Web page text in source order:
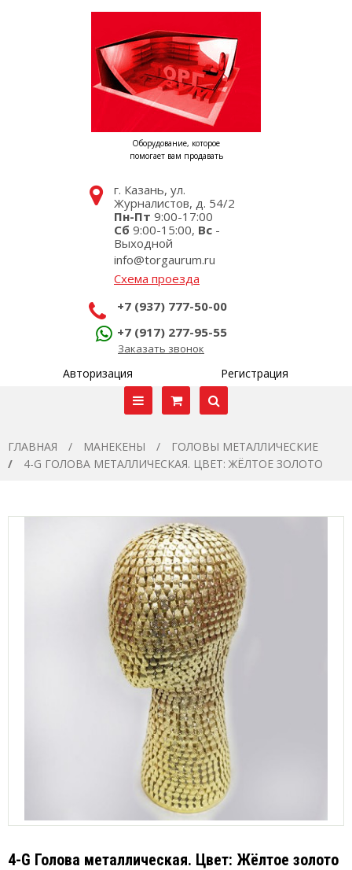
Оборудование, которое
помогает вам продавать
г. Казань, ул.
Журналистов, д. 54/2
Пн-Пт 9:00-17:00
Сб 9:00-15:00, Вс -
Выходной
info@torgaurum.ru
Схема проезда
+7 (937) 777-50-00
+7 (917) 277-95-55
Заказать звонок
Авторизация Регистрация
ГЛАВНАЯ МАНЕКЕНЫ
ГОЛОВЫ МЕТАЛЛИЧЕСКИЕ
4-G ГОЛОВА МЕТАЛЛИЧЕСКАЯ. ЦВЕТ: ЖЁЛТОЕ ЗОЛОТО
4-G Голова металлическая. Цвет: Жёлтое золото